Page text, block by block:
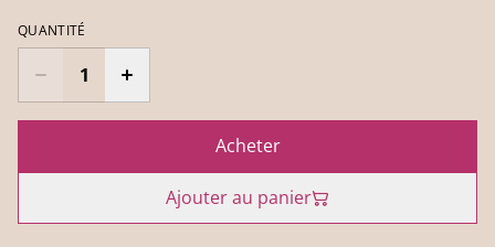
QUANTITÉ
Acheter
Ajouter au panier